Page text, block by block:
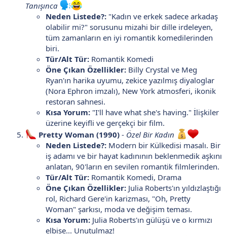
Tanışınca
Neden Listede?: "Kadın ve erkek sadece arkadaş
olabilir mi?" sorusunu mizahi bir dille irdeleyen,
tüm zamanların en iyi romantik komedilerinden
biri.
Tür/Alt Tür: Romantik Komedi
Öne Çıkan Özellikler: Billy Crystal ve Meg
Ryan'ın harika uyumu, zekice yazılmış diyaloglar
(Nora Ephron imzalı), New York atmosferi, ikonik
restoran sahnesi.
Kısa Yorum: "I'll have what she's having." İlişkiler
üzerine keyifli ve gerçekçi bir film.
Pretty Woman (1990) - Özel Bir Kadın
Neden Listede?: Modern bir Külkedisi masalı. Bir
iş adamı ve bir hayat kadınının beklenmedik aşkını
anlatan, 90'ların en sevilen romantik filmlerinden.
Tür/Alt Tür: Romantik Komedi, Drama
Öne Çıkan Özellikler: Julia Roberts'ın yıldızlaştığı
rol, Richard Gere'in karizması, "Oh, Pretty
Woman" şarkısı, moda ve değişim teması.
Kısa Yorum: Julia Roberts'ın gülüşü ve o kırmızı
elbise... Unutulmaz!